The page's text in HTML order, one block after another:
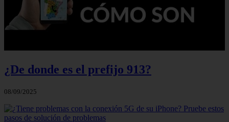
¿De donde es el prefijo 913?
08/09/2025